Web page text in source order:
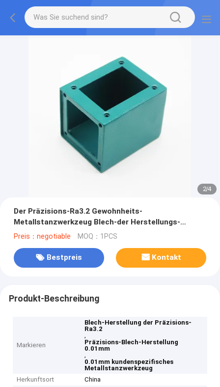
2/4
Der Präzisions-Ra3.2 Gewohnheits-
Metallstanzwerkzeug Blech-der Herstellungs-
0.01mm
Preis：negotiable MOQ：1PCS
Bestpreis Kontakt
Produkt-Beschreibung
Markieren
Blech-Herstellung der Präzisions-
Ra3.2
,
Präzisions-Blech-Herstellung
0.01mm
,
0.01mm kundenspezifisches
Metallstanzwerkzeug
Herkunftsort
China